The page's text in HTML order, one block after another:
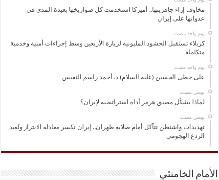
مخاوف إزاء جاهزيتها.. أميركا استخدمت كل صواريخها بعيدة المدى في
عدوانها على إيران
‏يوم واحد مضت
كربلاء تستقبل الحشود المليونية لزيارة الأربعين وسط إجراءات أمنية وخدمية
متكاملة
‏يوم واحد مضت
على خطى الحسين (عليه السلام) د. أحمد راسم النفيس
‏يومين مضت
لماذا يشكّل مضيق هرمز أداة استراتيجية لإيران؟
‏يومين مضت
تهديدات واشنطن تتآكل أمام صلابة طهران.. إيران تكسر معادلة الابتزاز وتُعيد
الردع الهجومي
الأمام الخامنئي